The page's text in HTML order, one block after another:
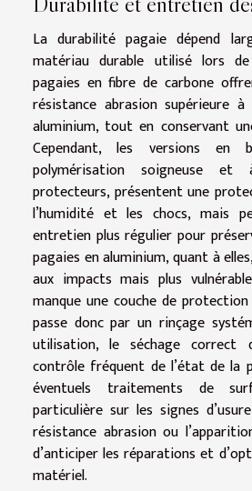
La durabilité pagaie dépend
matériau durable utilisé lors
pagaies en fibre de carbone
résistance abrasion supérieure
aluminium, tout en conservant
Cependant, les versions
polymérisation soigneuse
protecteurs, présentent une
l’humidité et les chocs, mais
entretien plus régulier pour
pagaies en aluminium, quant à
aux impacts mais plus
manque une couche de
passe donc par un rinçage
utilisation, le séchage correct
contrôle fréquent de l’état de la
éventuels traitements de
particulière sur les signes
résistance abrasion ou
d’anticiper les réparations et
matériel.